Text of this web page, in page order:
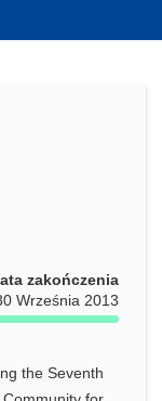
zakończenia
Września 2013
the Seventh